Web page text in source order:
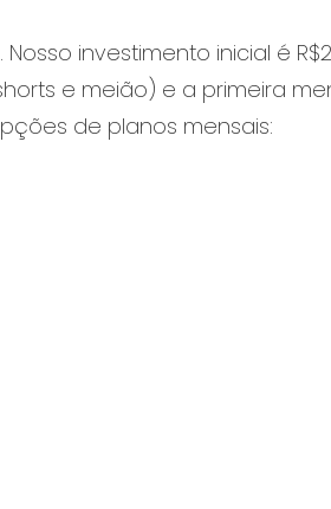
investimento inicial é
e meião) e a primeira
de planos mensais: